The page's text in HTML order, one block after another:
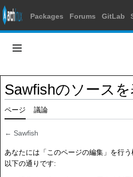
Packages Forums GitLab
に
ス
キ
ッ
プ
メインメニュー
Sawfishのソース
ページ 議論
← Sawfish
あなたには「このページの編集」を行
以下の通りです: